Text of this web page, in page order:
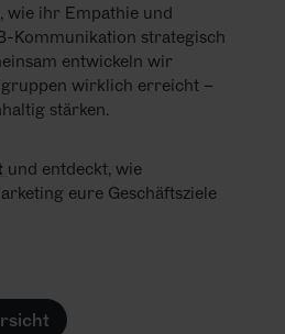
wie ihr Empathie und
Kommunikation strategisch
entwickeln wir
wirklich erreicht –
stärken.
und entdeckt, wie
eure Geschäftsziele